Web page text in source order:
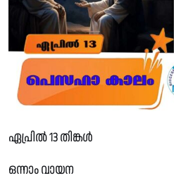
ഏപ്രിൽ 13 തിങ്കൾ
ഒന്നാം വായന